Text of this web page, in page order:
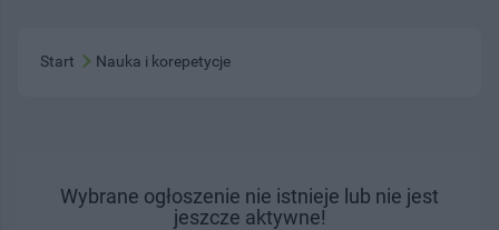
Start Nauka i korepetycje
Wybrane ogłoszenie nie istnieje lub nie jest
jeszcze aktywne!